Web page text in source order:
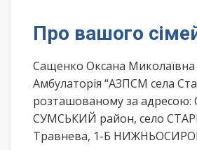
Про вашого
Сащенко Оксана
Амбулаторія “АЗПСМ села
розташованому за адресою:
СУМСЬКИЙ район, село
Травнева, 1-Б